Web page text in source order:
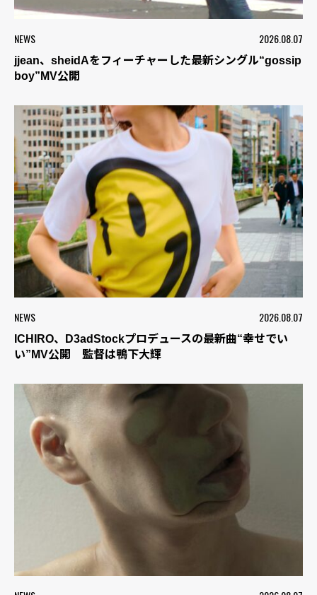
NEWS 2026.08.07
jjean、sheidAをフィーチャーした最新シングル“gossip
boy”MV公開
NEWS 2026.08.07
ICHIRO、D3adStockプロデュースの最新曲“幸せでい
い”MV公開 監督は鴨下大輝